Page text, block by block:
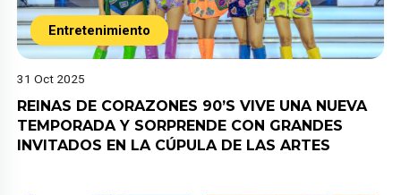
Entretenimiento
31 Oct 2025
REINAS DE CORAZONES 90’S VIVE UNA NUEVA
TEMPORADA Y SORPRENDE CON GRANDES
INVITADOS EN LA CÚPULA DE LAS ARTES